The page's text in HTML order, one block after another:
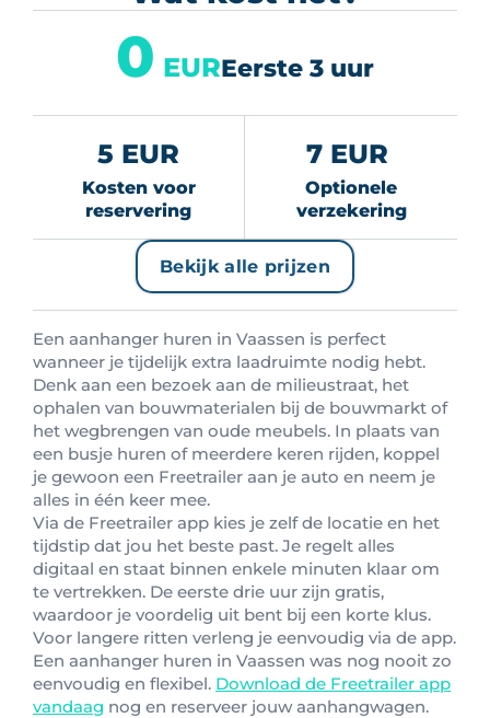
5 EUR
Kosten voor
reservering
0 EUREerste 3 uur
7 EUR
Optionele
verzekering
Bekijk alle prijzen
Een aanhanger huren in Vaassen is perfect
wanneer je tijdelijk extra laadruimte nodig hebt.
Denk aan een bezoek aan de milieustraat, het
ophalen van bouwmaterialen bij de bouwmarkt of
het wegbrengen van oude meubels. In plaats van
een busje huren of meerdere keren rijden, koppel
je gewoon een Freetrailer aan je auto en neem je
alles in één keer mee.
Via de Freetrailer app kies je zelf de locatie en het
tijdstip dat jou het beste past. Je regelt alles
digitaal en staat binnen enkele minuten klaar om
te vertrekken. De eerste drie uur zijn gratis,
waardoor je voordelig uit bent bij een korte klus.
Voor langere ritten verleng je eenvoudig via de app.
Een aanhanger huren in Vaassen was nog nooit zo
eenvoudig en flexibel. Download de Freetrailer app
vandaag nog en reserveer jouw aanhangwagen.